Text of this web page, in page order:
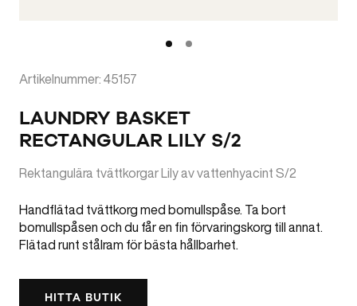
Artikelnummer: 45157
LAUNDRY BASKET
RECTANGULAR LILY S/2
Rektangulära tvättkorgar Lily av vattenhyacint S/2
Handflätad tvättkorg med bomullspåse. Ta bort
bomullspåsen och du får en fin förvaringskorg till annat.
Flätad runt stålram för bästa hållbarhet.
HITTA BUTIK